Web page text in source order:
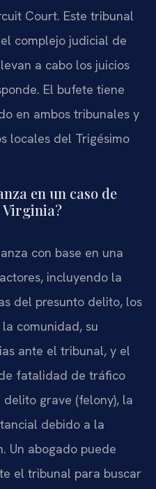
Court. Este tribunal
complejo judicial de
a cabo los juicios
El bufete tiene
en ambos tribunales y
locales del Trigésimo
en un caso de
con base en una
incluyendo la
del presunto delito, los
comunidad, su
ante el tribunal, y el
fatalidad de tráfico
grave (felony), la
debido a la
Un abogado puede
el tribunal para buscar